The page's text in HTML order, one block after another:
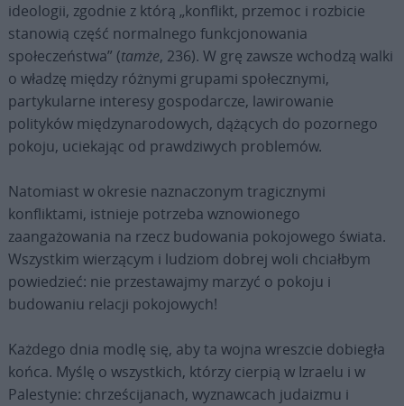
ideologii, zgodnie z którą „konflikt, przemoc i rozbicie
stanowią część normalnego funkcjonowania
społeczeństwa” (tamże, 236). W grę zawsze wchodzą walki
o władzę między różnymi grupami społecznymi,
partykularne interesy gospodarcze, lawirowanie
polityków międzynarodowych, dążących do pozornego
pokoju, uciekając od prawdziwych problemów.
Natomiast w okresie naznaczonym tragicznymi
konfliktami, istnieje potrzeba wznowionego
zaangażowania na rzecz budowania pokojowego świata.
Wszystkim wierzącym i ludziom dobrej woli chciałbym
powiedzieć: nie przestawajmy marzyć o pokoju i
budowaniu relacji pokojowych!
Każdego dnia modlę się, aby ta wojna wreszcie dobiegła
końca. Myślę o wszystkich, którzy cierpią w Izraelu i w
Palestynie: chrześcijanach, wyznawcach judaizmu i